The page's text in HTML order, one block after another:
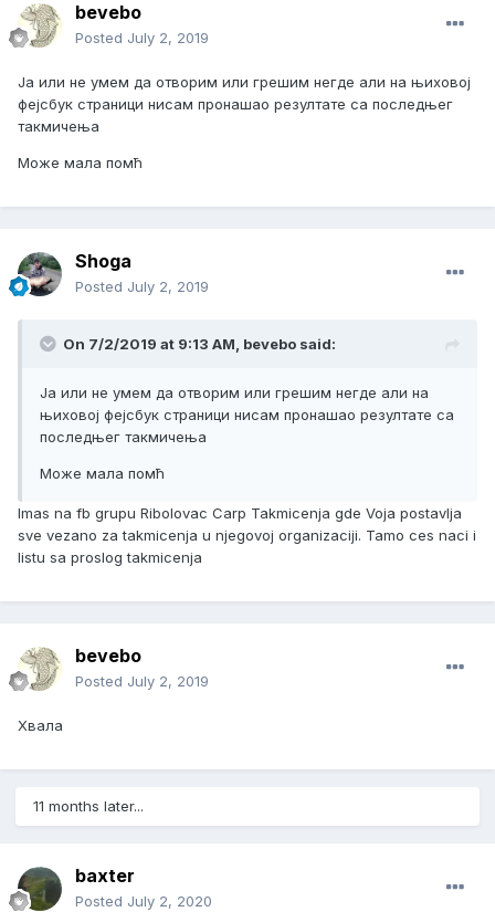
bevebo
Posted July 2, 2019
Ја или не умем да отворим или грешим негде али на њиховој
фејсбук страници нисам пронашао резултате са последњег
такмичења
Може мала помћ
Shoga
Posted July 2, 2019
On 7/2/2019 at 9:13 AM, bevebo said:
Ја или не умем да отворим или грешим негде али на
њиховој фејсбук страници нисам пронашао резултате са
последњег такмичења
Може мала помћ
Imas na fb grupu Ribolovac Carp Takmicenja gde Voja postavlja
sve vezano za takmicenja u njegovoj organizaciji. Tamo ces naci i
listu sa proslog takmicenja
bevebo
Posted July 2, 2019
Хвала
11 months later...
baxter
Posted July 2, 2020